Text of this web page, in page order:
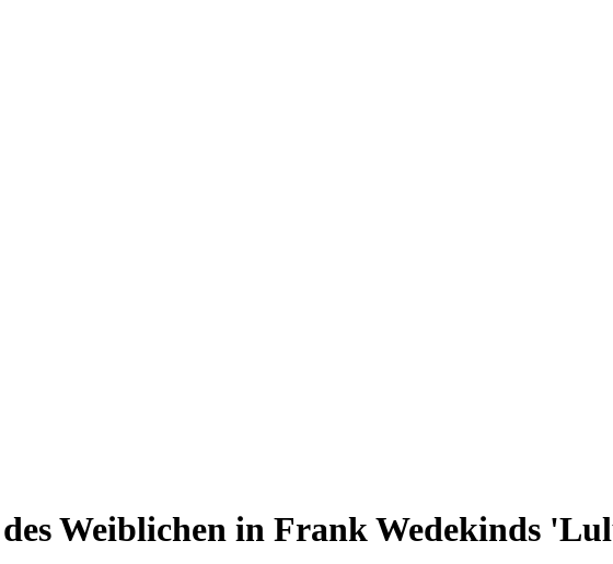
Weiblichen in Frank Wedekinds